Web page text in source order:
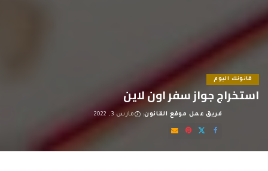
قانونك اليوم
استخراج جواز سفر اون لاين
Posted
by
فريق عمل موقع القانون مارس 3, 2022